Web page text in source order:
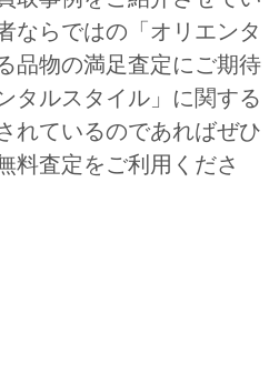
ならではの「オリエンタ
品物の満足査定にご期待
タルスタイル」に関する
れているのであればぜひ
料査定をご利用くださ